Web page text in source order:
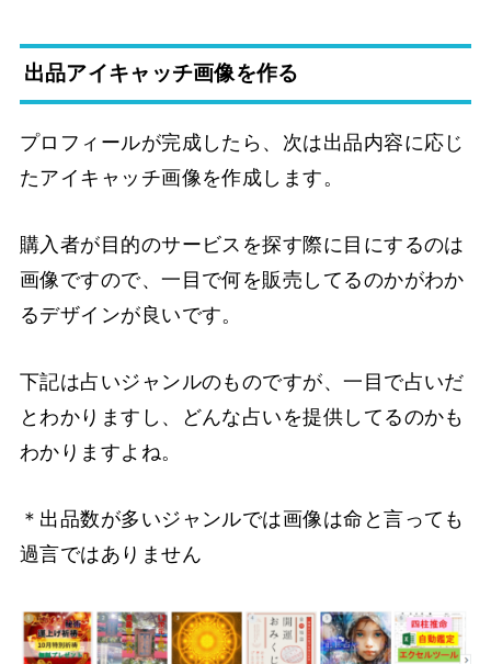
出品アイキャッチ画像を作る
プロフィールが完成したら、次は出品内容に応じ
たアイキャッチ画像を作成します。
購入者が目的のサービスを探す際に目にするのは
画像ですので、一目で何を販売してるのかがわか
るデザインが良いです。
下記は占いジャンルのものですが、一目で占いだ
とわかりますし、どんな占いを提供してるのかも
わかりますよね。
＊出品数が多いジャンルでは画像は命と言っても
過言ではありません